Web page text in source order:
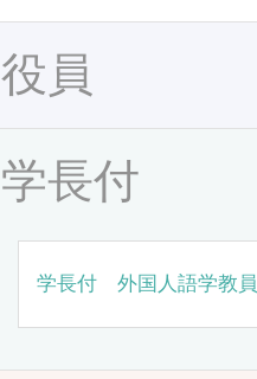
役員
学長付
学長付 外国人語学教員